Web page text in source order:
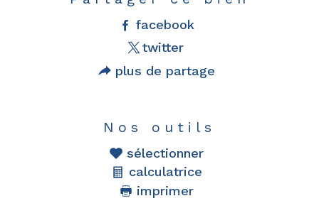
facebook
twitter
plus de partage
Nos outils
sélectionner
calculatrice
imprimer